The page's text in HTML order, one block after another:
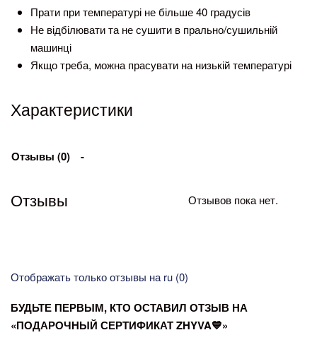
Прати при температурі не більше 40 градусів
Не відбілювати та не сушити в прально/сушильній
машинці
Якщо треба, можна прасувати на низькій температурі
Характеристики
Отзывы (0)
Отзывы Отзывов пока нет.
Отображать только отзывы на ru (0)
БУДЬТЕ ПЕРВЫМ, КТО ОСТАВИЛ ОТЗЫВ НА
«ПОДАРОЧНЫЙ СЕРТИФИКАТ ZHYVA💙»